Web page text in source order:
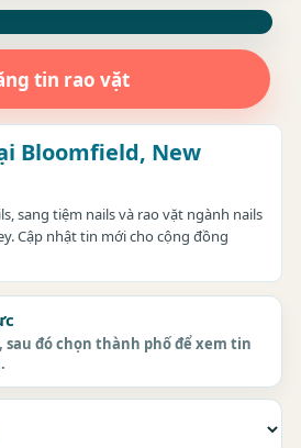
tin rao vặt
Bloomfield, New
sang tiệm nails và rao vặt ngành nails
Cập nhật tin mới cho cộng đồng
đó chọn thành phố để xem tin